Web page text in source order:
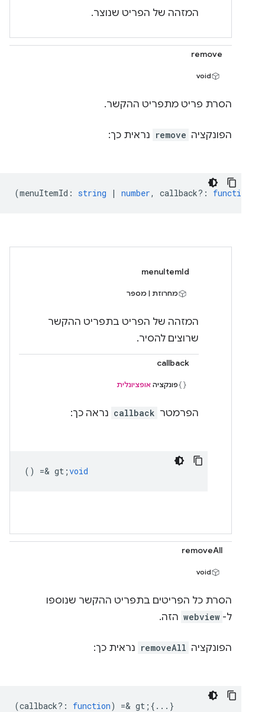
המזהה של הפריט שנוצר.
remove
void
הסרת פריט מתפריט ההקשר.
הפונקציה remove נראית כך:
(menuItemId : string | number, callback? : function
menuItemId
מחרוזת | מספר
המזהה של הפריט בתפריט ההקשר
שרוצים להסיר.
callback
פונקציה אופציונלית
הפרמטר callback נראה כך:
() =& gt;void
removeAll
void
הסרת כל הפריטים בתפריט ההקשר שנוספו
ל- webview הזה.
הפונקציה removeAll נראית כך:
(callback? : function) =& gt;{...}